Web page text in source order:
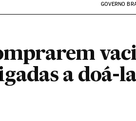
GOVERNO
a doá-